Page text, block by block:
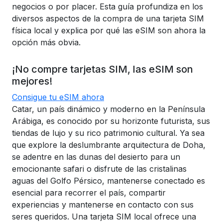
negocios o por placer. Esta guía profundiza en los
diversos aspectos de la compra de una tarjeta SIM
física local y explica por qué las eSIM son ahora la
opción más obvia.
¡No compre tarjetas SIM, las eSIM son
mejores!
Consigue tu eSIM ahora
Catar, un país dinámico y moderno en la Península
Arábiga, es conocido por su horizonte futurista, sus
tiendas de lujo y su rico patrimonio cultural. Ya sea
que explore la deslumbrante arquitectura de Doha,
se adentre en las dunas del desierto para un
emocionante safari o disfrute de las cristalinas
aguas del Golfo Pérsico, mantenerse conectado es
esencial para recorrer el país, compartir
experiencias y mantenerse en contacto con sus
seres queridos. Una tarjeta SIM local ofrece una